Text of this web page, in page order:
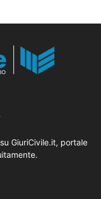
GiuriCivile.it, portale